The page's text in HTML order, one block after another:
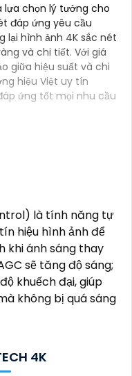
lựa chọn lý tưởng cho
đáp ứng yêu cầu
lại hình ảnh 4K sắc nét
và chi tiết. Với giá
giữa hiệu suất và chi
hiệu Việt uy tín
ứng tốt mọi nhu cầu
4K Siêu Sắc
chọn hoàn hảo
lượng cao. Với độ
những hình ảnh rõ
trang bị công nghệ
ảnh chất lượng
yếu. 〘 Chú trọn
hạn và khả năng
Với thiết kế tiện lợi,
4K Siêu Sắc Nét
là tính năng tự
hiệu hình ảnh để
khi ánh sáng thay
sẽ tăng độ sáng;
khuếch đại, giúp
không bị quá sáng
4K